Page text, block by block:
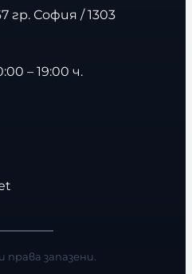
гр. София / 1303
– 19:00 ч.
запазени.